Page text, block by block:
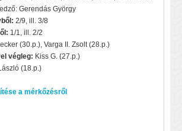
Gerendás György
2/9, ill. 3/8
1/1, ill. 2/2
(30.p.), Varga II. Zsolt (28.p.)
végleg: Kiss G. (27.p.)
(18.p.)
a mérkőzésről